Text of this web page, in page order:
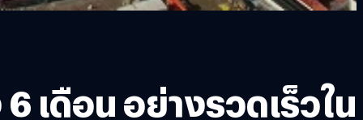
เดือน อย่างรวดเร็วใน